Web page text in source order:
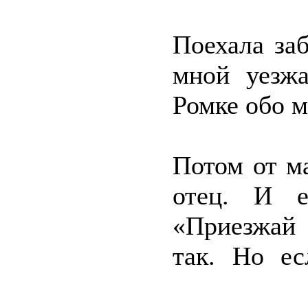
Поехала
мной
Ромке обо
Потом от
отец. И
так. Но